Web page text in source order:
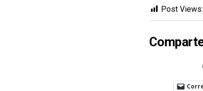
Post Views: